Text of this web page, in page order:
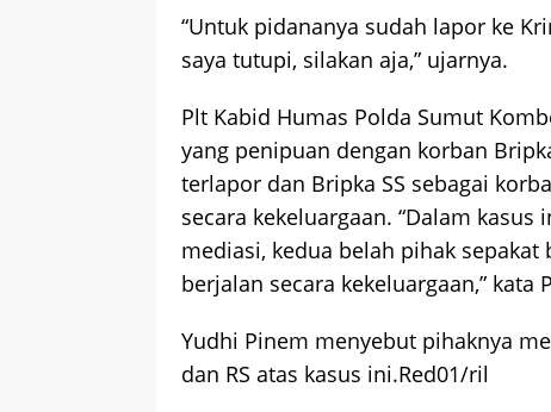
“Untuk pidananya sudah lapor ke
saya tutupi, silakan aja,” ujarnya.
Plt Kabid Humas Polda Sumut
yang penipuan dengan korban
terlapor dan Bripka SS sebagai
secara kekeluargaan. “Dalam
mediasi, kedua belah pihak
berjalan secara kekeluargaan,” kata
Yudhi Pinem menyebut pihaknya
dan RS atas kasus ini.Red01/ril